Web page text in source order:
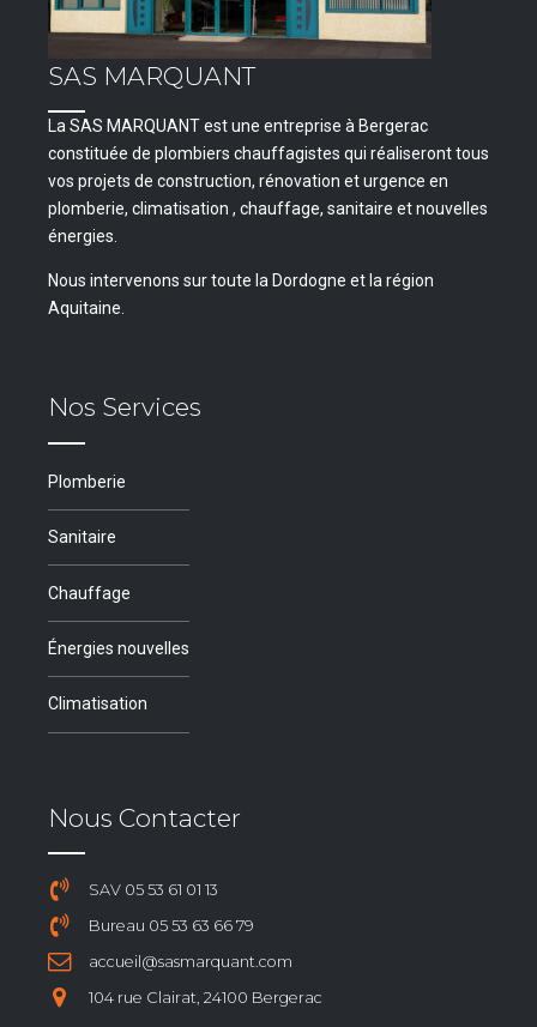
SAS MARQUANT
La SAS MARQUANT est une entreprise à Bergerac
constituée de plombiers chauffagistes qui réaliseront tous
vos projets de construction, rénovation et urgence en
plomberie, climatisation , chauffage, sanitaire et nouvelles
énergies.
Nous intervenons sur toute la Dordogne et la région
Aquitaine.
Nos Services
Plomberie
Sanitaire
Chauffage
Énergies nouvelles
Climatisation
Nous Contacter
SAV 05 53 61 01 13
Bureau 05 53 63 66 79
accueil@sasmarquant.com
104 rue Clairat, 24100 Bergerac